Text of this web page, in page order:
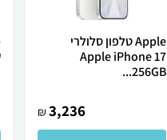
Apple טלפון סלולרי
Apple iPhone 17
256GB...
3,236
₪